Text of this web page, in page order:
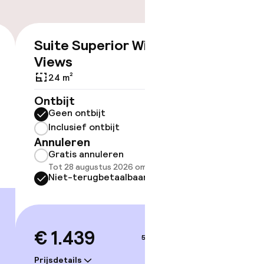
Suite Superior With
Views
24 m²
Ontbijt
Geen ontbijt
Inclusief ontbijt
Annuleren
Gratis annuleren
Tot 28 augustus 2026 om 21:59
Niet-terugbetaalbaar
€ 1.439
Prijsdetails
5–6 sep.